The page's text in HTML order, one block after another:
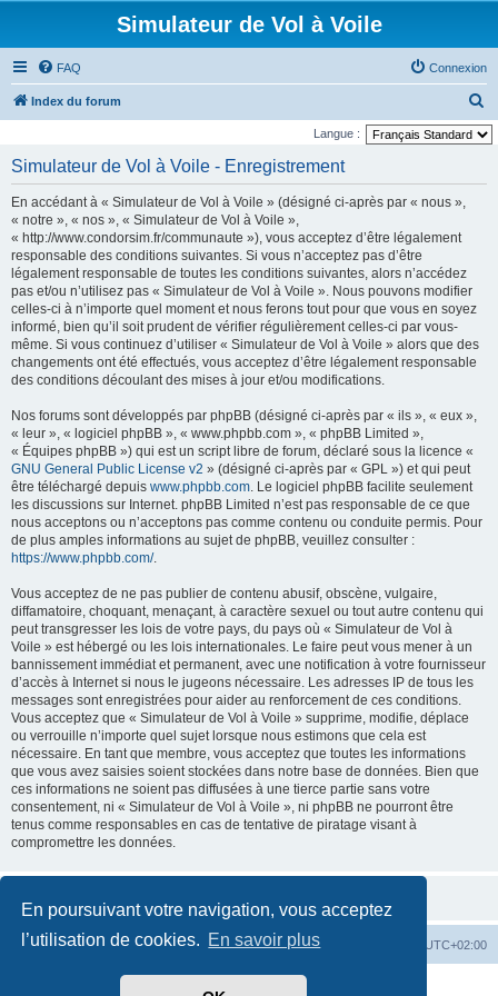
En poursuivant votre navigation, vous acceptez
l’utilisation de cookies. En savoir plus
Simulateur de Vol à Voile
FAQ Connexion
Index du forum
e
Langue :
Simulateur de Vol à Voile - Enregistrement
En accédant à « Simulateur de Vol à Voile » (désigné ci-après par « nous »,
« notre », « nos », « Simulateur de Vol à Voile »,
« http://www.condorsim.fr/communaute »), vous acceptez d’être légalement
responsable des conditions suivantes. Si vous n’acceptez pas d’être
légalement responsable de toutes les conditions suivantes, alors n’accédez
pas et/ou n’utilisez pas « Simulateur de Vol à Voile ». Nous pouvons modifier
celles-ci à n’importe quel moment et nous ferons tout pour que vous en soyez
informé, bien qu’il soit prudent de vérifier régulièrement celles-ci par vous-
même. Si vous continuez d’utiliser « Simulateur de Vol à Voile » alors que des
changements ont été effectués, vous acceptez d’être légalement responsable
des conditions découlant des mises à jour et/ou modifications.
Nos forums sont développés par phpBB (désigné ci-après par « ils », « eux »,
« leur », « logiciel phpBB », « www.phpbb.com », « phpBB Limited »,
« Équipes phpBB ») qui est un script libre de forum, déclaré sous la licence «
GNU General Public License v2 » (désigné ci-après par « GPL ») et qui peut
être téléchargé depuis www.phpbb.com. Le logiciel phpBB facilite seulement
les discussions sur Internet. phpBB Limited n’est pas responsable de ce que
nous acceptons ou n’acceptons pas comme contenu ou conduite permis. Pour
de plus amples informations au sujet de phpBB, veuillez consulter :
https://www.phpbb.com/.
Vous acceptez de ne pas publier de contenu abusif, obscène, vulgaire,
diffamatoire, choquant, menaçant, à caractère sexuel ou tout autre contenu qui
peut transgresser les lois de votre pays, du pays où « Simulateur de Vol à
Voile » est hébergé ou les lois internationales. Le faire peut vous mener à un
bannissement immédiat et permanent, avec une notification à votre fournisseur
d’accès à Internet si nous le jugeons nécessaire. Les adresses IP de tous les
messages sont enregistrées pour aider au renforcement de ces conditions.
Vous acceptez que « Simulateur de Vol à Voile » supprime, modifie, déplace
ou verrouille n’importe quel sujet lorsque nous estimons que cela est
nécessaire. En tant que membre, vous acceptez que toutes les informations
que vous avez saisies soient stockées dans notre base de données. Bien que
ces informations ne soient pas diffusées à une tierce partie sans votre
consentement, ni « Simulateur de Vol à Voile », ni phpBB ne pourront être
tenus comme responsables en cas de tentative de piratage visant à
compromettre les données.
Index du forum UTC+02:00
Supprimer les cookies